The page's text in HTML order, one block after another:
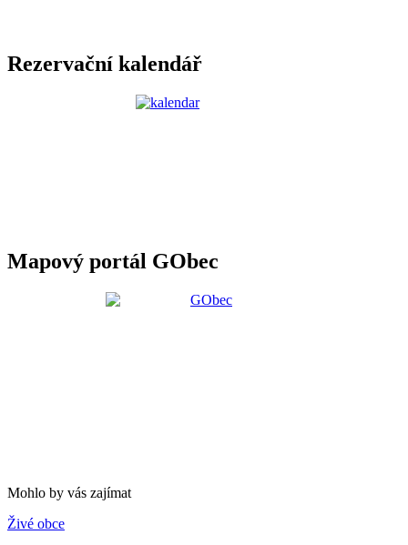
Rezervační kalendář
Mapový portál GObec
Mohlo by vás zajímat
Živé obce